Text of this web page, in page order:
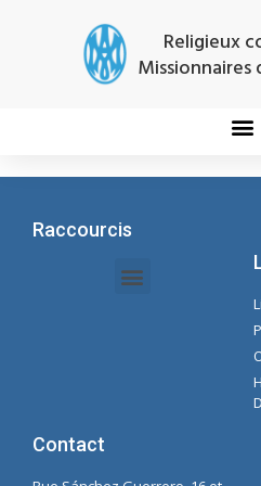
Religieux
Raccourcis
Contact